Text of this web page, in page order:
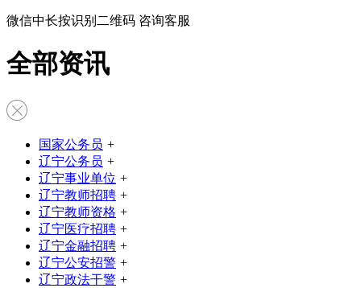
微信中长按识别二维码 咨询客服
全部资讯
国家公务员 +
辽宁公务员 +
辽宁事业单位 +
辽宁教师招聘 +
辽宁教师资格 +
辽宁医疗招聘 +
辽宁金融招聘 +
辽宁公安招警 +
辽宁政法干警 +